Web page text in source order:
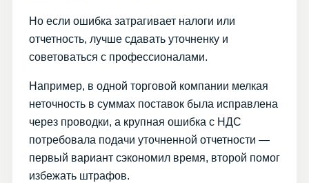
Но если ошибка затрагивает налоги или
отчетность, лучше сдавать уточненку и
советоваться с профессионалами.
Например, в одной торговой компании мелкая
неточность в суммах поставок была исправлена
через проводки, а крупная ошибка с НДС
потребовала подачи уточненной отчетности —
первый вариант сэкономил время, второй помог
избежать штрафов.